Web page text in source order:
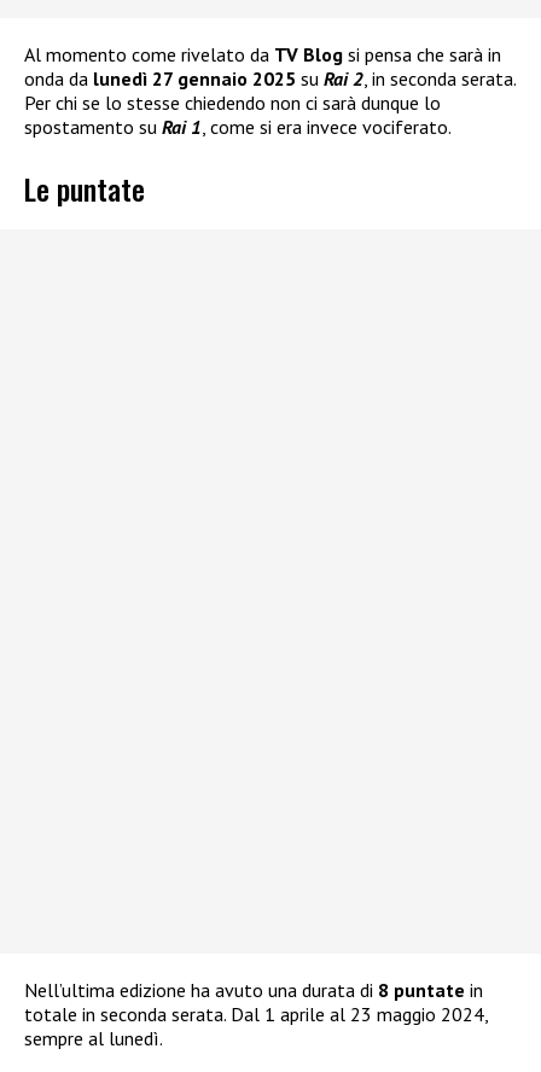
Al momento come rivelato da TV Blog si pensa che sarà in
onda da lunedì 27 gennaio 2025 su Rai 2, in seconda serata.
Per chi se lo stesse chiedendo non ci sarà dunque lo
spostamento su Rai 1, come si era invece vociferato.
Le puntate
Nell’ultima edizione ha avuto una durata di 8 puntate in
totale in seconda serata. Dal 1 aprile al 23 maggio 2024,
sempre al lunedì.